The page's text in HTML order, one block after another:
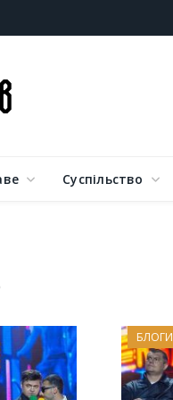
Суспільство
БЛОГИ